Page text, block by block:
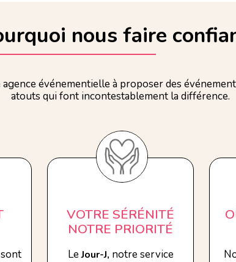
nous faire
événementielle à proposer des
atouts qui font incontestablement la différence.
VOTRE SÉRÉNITÉ
NOTRE PRIORITÉ
LeJour-J, notre service